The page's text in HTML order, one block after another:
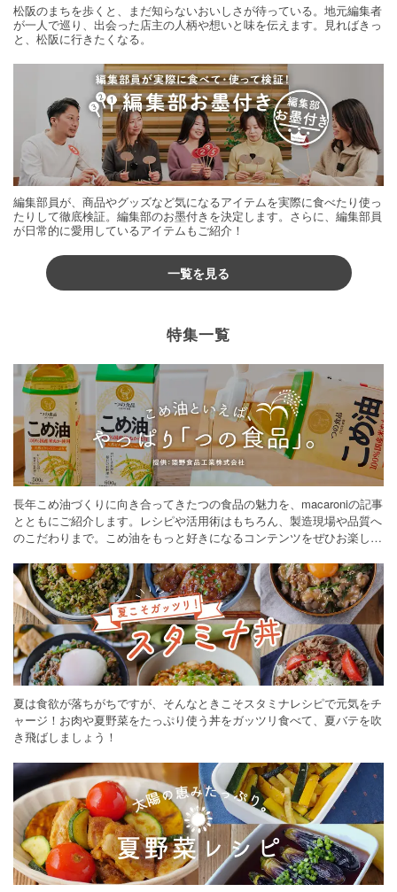
松阪のまちを歩くと、まだ知らないおいしさが待っている。地元編集者
が一人で巡り、出会った店主の人柄や想いと味を伝えます。見ればきっ
と、松阪に行きたくなる。
編集部員が、商品やグッズなど気になるアイテムを実際に食べたり使っ
たりして徹底検証。編集部のお墨付きを決定します。さらに、編集部員
が日常的に愛用しているアイテムもご紹介！
一覧を見る
特集一覧
長年こめ油づくりに向き合ってきたつの食品の魅力を、macaroniの記事
とともにご紹介します。レシピや活用術はもちろん、製造現場や品質へ
のこだわりまで。こめ油をもっと好きになるコンテンツをぜひお楽しみ
夏は食欲が落ちがちですが、そんなときこそスタミナレシピで元気をチ
ャージ！お肉や夏野菜をたっぷり使う丼をガッツリ食べて、夏バテを吹
き飛ばしましょう！